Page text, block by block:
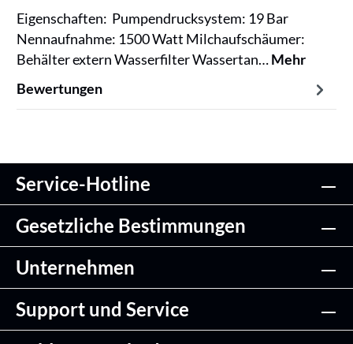
Eigenschaften: Pumpendrucksystem: 19 Bar
Nennaufnahme: 1500 Watt Milchaufschäumer:
Behälter extern Wasserfilter Wassertan…Mehr
Bewertungen
Service-Hotline
Gesetzliche Bestimmungen
Unternehmen
Support und Service